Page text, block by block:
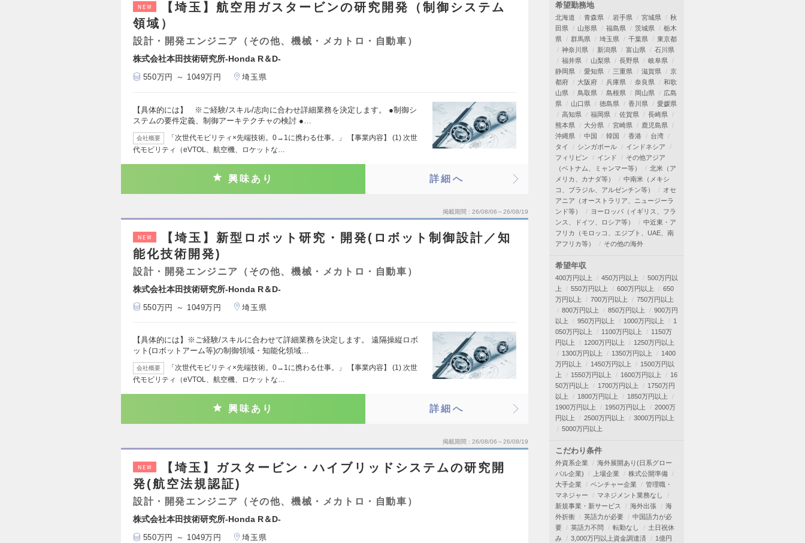
NEW
【埼玉】航空用ガスタービンの研究開発（制御システム
領域）
設計・開発エンジニア（その他、機械・メカトロ・自動車）
株式会社本田技術研究所-Honda R＆D-
550万円 ～ 1049万円 埼玉県
【具体的には】 ※ご経験/スキル/志向に合わせ詳細業務を決定します。 ●制御シ
ステムの要件定義、制御アーキテクチャの検討 ●…
会社概要
「次世代モビリティ×先端技術。0→1に携わる仕事。」 【事業内容】 (1) 次世
代モビリティ（eVTOL、航空機、ロケットな…
興味あり 詳細へ
掲載期間 26/08/06～26/08/19
NEW
【埼玉】新型ロボット研究・開発(ロボット制御設計／知
能化技術開発)
設計・開発エンジニア（その他、機械・メカトロ・自動車）
株式会社本田技術研究所-Honda R＆D-
550万円 ～ 1049万円 埼玉県
【具体的には】※ご経験/スキルに合わせて詳細業務を決定します。 遠隔操縦ロボ
ット(ロボットアーム等)の制御領域・知能化領域…
会社概要
「次世代モビリティ×先端技術。0→1に携わる仕事。」 【事業内容】 (1) 次世
代モビリティ（eVTOL、航空機、ロケットな…
興味あり 詳細へ
掲載期間 26/08/06～26/08/19
NEW
【埼玉】ガスタービン・ハイブリッドシステムの研究開
発(航空法規認証)
設計・開発エンジニア（その他、機械・メカトロ・自動車）
株式会社本田技術研究所-Honda R＆D-
550万円 ～ 1049万円 埼玉県
希望勤務地
北海道 青森県 岩手県 宮城県
秋
田県
山形県 福島県 茨城県
栃木
県
群馬県 埼玉県 千葉県
東京都
神奈川県
新潟県 富山県
石川県
福井県
山梨県 長野県
岐阜県
静岡県
愛知県 三重県 滋賀県
京
都府
大阪府 兵庫県 奈良県
和歌
山県
鳥取県 島根県 岡山県
広島
県
山口県 徳島県 香川県
愛媛県
高知県
福岡県 佐賀県
長崎県
熊本県
大分県 宮崎県
鹿児島県
沖縄県
中国 韓国 香港
台湾
タイ
シンガポール
インドネシア
フィリピン
インド
その他アジア
（ベトナム、ミャンマー等）
北米（ア
メリカ、カナダ等）
中南米（メキシ
コ、ブラジル、アルゼンチン等）
オセ
アニア（オーストラリア、ニュージーラ
ンド等）
ヨーロッパ（イギリス、フラ
ンス、ドイツ、ロシア等）
中近東・ア
フリカ（モロッコ、エジプト、UAE、南
アフリカ等）
その他の海外
希望年収
400万円以上 450万円以上
500万円以
上
550万円以上 600万円以上
650
万円以上
700万円以上
750万円以上
800万円以上
850万円以上
900万円
以上
950万円以上 1000万円以上
1
050万円以上
1100万円以上
1150万
円以上
1200万円以上
1250万円以上
1300万円以上
1350万円以上
1400
万円以上
1450万円以上
1500万円以
上
1550万円以上 1600万円以上
16
50万円以上
1700万円以上
1750万円
以上
1800万円以上
1850万円以上
1900万円以上
1950万円以上
2000万
円以上
2500万円以上
3000万円以上
5000万円以上
こだわり条件
外資系企業
海外展開あり(日系グロー
バル企業)
上場企業
株式公開準備
大手企業
ベンチャー企業
管理職・
マネジャー
マネジメント業務なし
新規事業・新サービス
海外出張
海
外折衝
英語力が必要
中国語力が必
要
英語力不問 転勤なし
土日祝休
み
3,000万円以上資金調達済
1億円